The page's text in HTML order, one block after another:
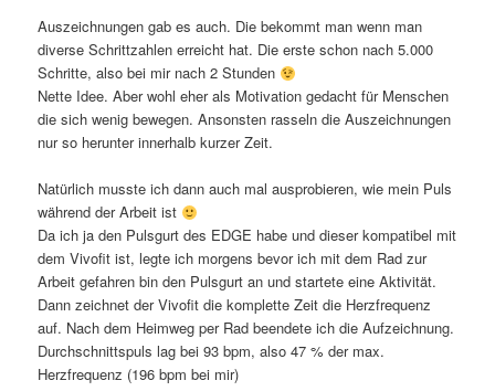
Auszeichnungen gab es auch. Die bekommt man wenn man
diverse Schrittzahlen erreicht hat. Die erste schon nach 5.000
Schritte, also bei mir nach 2 Stunden
Nette Idee. Aber wohl eher als Motivation gedacht für Menschen
die sich wenig bewegen. Ansonsten rasseln die Auszeichnungen
nur so herunter innerhalb kurzer Zeit.
Natürlich musste ich dann auch mal ausprobieren, wie mein Puls
während der Arbeit ist
Da ich ja den Pulsgurt des EDGE habe und dieser kompatibel mit
dem Vivofit ist, legte ich morgens bevor ich mit dem Rad zur
Arbeit gefahren bin den Pulsgurt an und startete eine Aktivität.
Dann zeichnet der Vivofit die komplette Zeit die Herzfrequenz
auf. Nach dem Heimweg per Rad beendete ich die Aufzeichnung.
Durchschnittspuls lag bei 93 bpm, also 47 % der max.
Herzfrequenz (196 bpm bei mir)